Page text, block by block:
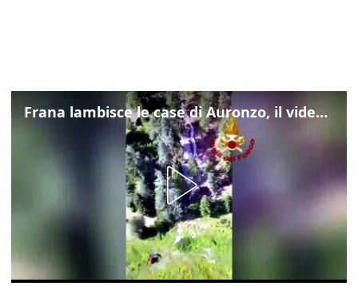
Frana lambisce le case di Auronzo, il video dall'elicottero dei vigili del fuoco